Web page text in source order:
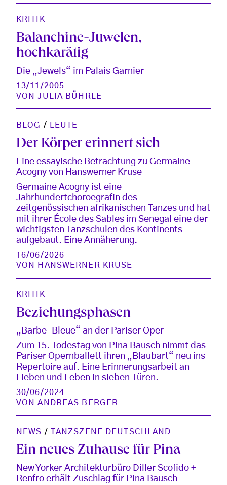
KRITIK
Balanchine-Juwelen,
hochkarätig
Die „Jewels“ im Palais Garnier
13/11/2005
VONJULIA BÜHRLE
BLOG / LEUTE
Der Körper erinnert sich
Eine essayische Betrachtung zu Germaine
Acogny von Hanswerner Kruse
Germaine Acogny ist eine
Jahrhundertchoroegrafin des
zeitgenössischen afrikanischen Tanzes und hat
mit ihrer École des Sables im Senegal eine der
wichtigsten Tanzschulen des Kontinents
aufgebaut. Eine Annäherung.
16/06/2026
VON
HANSWERNER KRUSE
KRITIK
Beziehungsphasen
„Barbe-Bleue“ an der Pariser Oper
Zum 15. Todestag von Pina Bausch nimmt das
Pariser Opernballett ihren „Blaubart“ neu ins
Repertoire auf. Eine Erinnerungsarbeit an
Lieben und Leben in sieben Türen.
30/06/2024
VONANDREAS BERGER
NEWS / TANZSZENE DEUTSCHLAND
Ein neues Zuhause für Pina
New Yorker Architekturbüro Diller Scofido +
Renfro erhält Zuschlag für Pina Bausch